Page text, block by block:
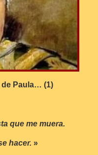
Paula… (1)
que me muera.
hacer. »